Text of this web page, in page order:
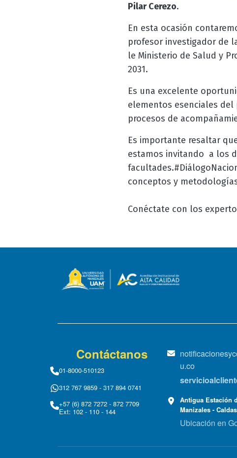
Pilar Cerezo.
En esta ocasión
profesor investigador de
le Ministerio de Salud y
2031.
Es una excelente
elementos esenciales
procesos de
Es importante resaltar
estamos invitando a los
conceptos y
Conéctate con los
Contáctanos
01-8000-510123
312 767 9859 - 317 894 0741
+57 (6) 872 7272 - 872 7709
Ext: 102 - 110 - 144
u.co
Antigua Estación
Manizales -
Ubicación en